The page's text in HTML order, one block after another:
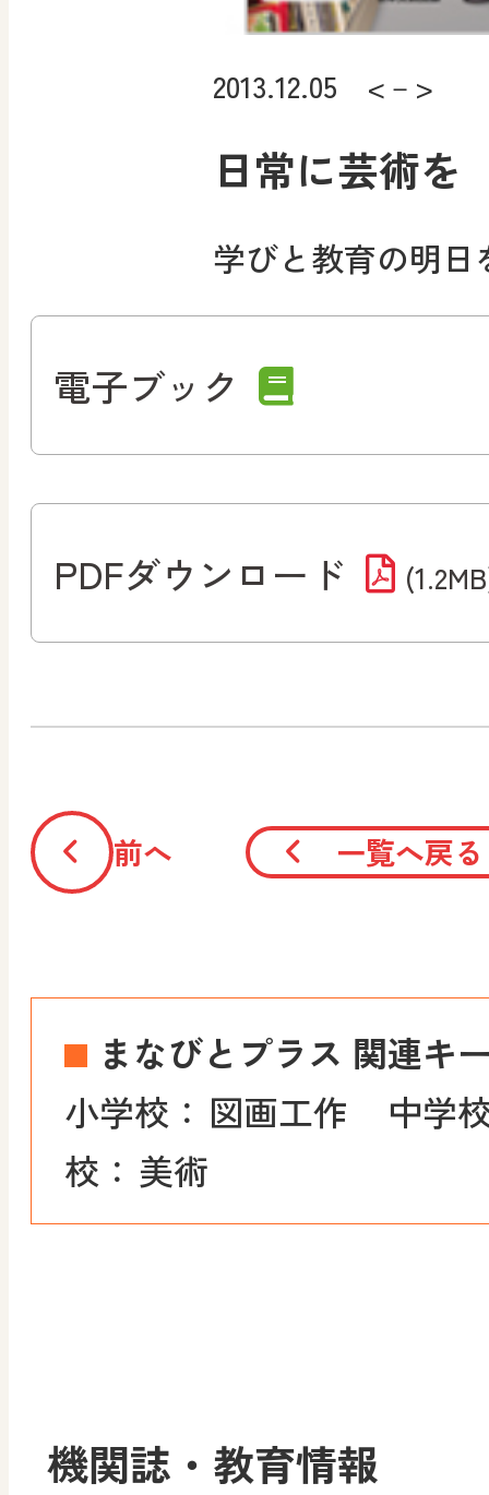
2013.12.05 <－>
日常に芸術を
学びと教育の明日
電子ブック
PDFダウンロード
前へ 一覧へ戻る
まなびとプラス 関連キ
小学校： 図画工作
中学
校： 美術
機関誌・教育情報